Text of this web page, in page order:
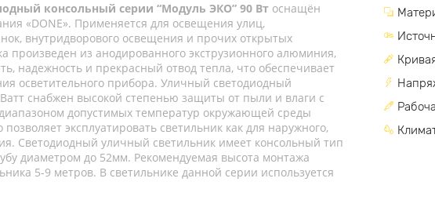
консольный серии “Модуль ЭКО” 90 Вт оснащён
«DONE». Применяется для освещения улиц,
внутридворового освещения и прочих открытых
произведен из анодированного экструзионного алюминия,
надежность и прекрасный отвод тепла, что обеспечивает
осветительного прибора. Уличный светодиодный
снабжен высокой степенью защиты от пыли и влаги с
допустимых температур окружающей среды
позволяет эксплуатировать светильник как для наружного,
Светодиодный уличный светильник имеет консольный тип
диаметром до 52мм. Рекомендуемая высота монтажа
5-9 метров. В светильнике данной серии используется